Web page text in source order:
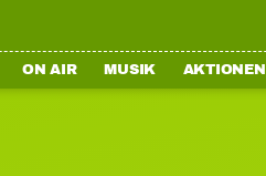
ON AIR MUSIK AKTIONEN